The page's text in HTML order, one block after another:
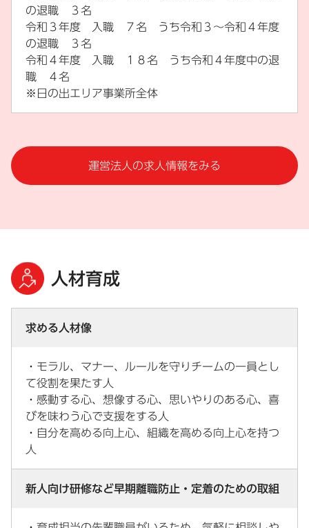
の退職 ３名
令和３年度 入職 ７名 うち令和３～令和４年度
の退職 ３名
令和４年度 入職 １８名 うち令和４年度中の退
職 ４名
※日の出エリア事業所全体
運営法人の求人情報をみる
人材育成
求める人材像
・モラル、マナー、ルールを守りチームの一員とし
て役割を果たす人
・感動する心、想像する心、思いやりのある心、喜
びを味わう心で支援をする人
・自分を高める向上心、組織を高める向上心を持つ
人
新人向け研修など早期離職防止・定着のための取組